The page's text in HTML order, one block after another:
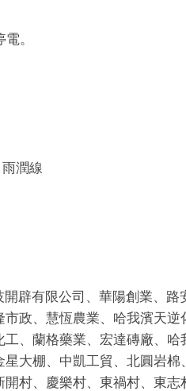
。
潤線
開辟有限公司、華陽創業、
政、慧恆農業、哈我濱天
、蘭格藥業、宏達磚廠、
大棚、中凱工貿、北圓岩棉
村、慶樂村、東禍村、東